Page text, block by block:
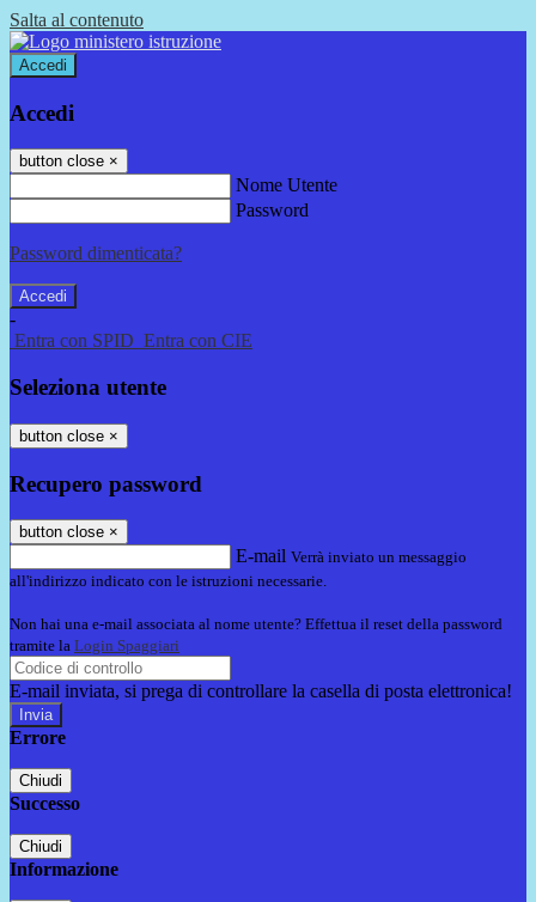
Salta al contenuto
Accedi
Accedi
button close ×
Nome Utente
Password
Password dimenticata?
-
Entra con SPID Entra con CIE
Seleziona utente
button close ×
Recupero password
button close ×
E-mail Verrà inviato un messaggio
all'indirizzo indicato con le istruzioni necessarie.
Non hai una e-mail associata al nome utente? Effettua il reset della password
tramite la Login Spaggiari
E-mail inviata, si prega di controllare la casella di posta elettronica!
Errore
Chiudi
Successo
Chiudi
Informazione